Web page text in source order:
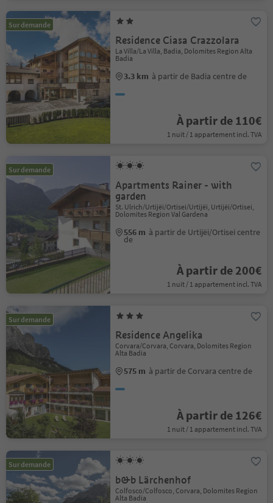
Sur demande
Residence Ciasa Crazzolara
La Villa/La Villa, Badia, Dolomites Region Alta
Badia
3.3 km à partir de Badia centre de
À partir de 110€
1 nuit / 1 appartement incl. TVA
Sur demande
Apartments Rainer - with
garden
St. Ulrich/Urtijëi/Ortisei/Urtijëi, Urtijëi/Ortisei,
Dolomites Region Val Gardena
556 m à partir de Urtijëi/Ortisei centre
de
À partir de 200€
1 nuit / 1 appartement incl. TVA
Sur demande
Residence Angelika
Corvara/Corvara, Corvara, Dolomites Region
Alta Badia
575 m à partir de Corvara centre de
À partir de 126€
1 nuit / 1 appartement incl. TVA
Sur demande
b&b Lärchenhof
Colfosco/Colfosco, Corvara, Dolomites Region
Alta Badia